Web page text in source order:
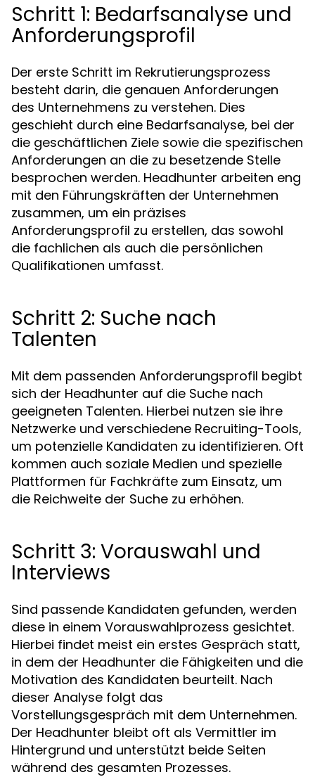
Schritt 1: Bedarfsanalyse und
Anforderungsprofil
Der erste Schritt im Rekrutierungsprozess
besteht darin, die genauen Anforderungen
des Unternehmens zu verstehen. Dies
geschieht durch eine Bedarfsanalyse, bei der
die geschäftlichen Ziele sowie die spezifischen
Anforderungen an die zu besetzende Stelle
besprochen werden. Headhunter arbeiten eng
mit den Führungskräften der Unternehmen
zusammen, um ein präzises
Anforderungsprofil zu erstellen, das sowohl
die fachlichen als auch die persönlichen
Qualifikationen umfasst.
Schritt 2: Suche nach
Talenten
Mit dem passenden Anforderungsprofil begibt
sich der Headhunter auf die Suche nach
geeigneten Talenten. Hierbei nutzen sie ihre
Netzwerke und verschiedene Recruiting-Tools,
um potenzielle Kandidaten zu identifizieren. Oft
kommen auch soziale Medien und spezielle
Plattformen für Fachkräfte zum Einsatz, um
die Reichweite der Suche zu erhöhen.
Schritt 3: Vorauswahl und
Interviews
Sind passende Kandidaten gefunden, werden
diese in einem Vorauswahlprozess gesichtet.
Hierbei findet meist ein erstes Gespräch statt,
in dem der Headhunter die Fähigkeiten und die
Motivation des Kandidaten beurteilt. Nach
dieser Analyse folgt das
Vorstellungsgespräch mit dem Unternehmen.
Der Headhunter bleibt oft als Vermittler im
Hintergrund und unterstützt beide Seiten
während des gesamten Prozesses.